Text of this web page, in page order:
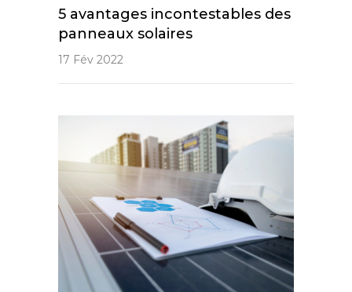
5 avantages incontestables des
panneaux solaires
17 Fév 2022